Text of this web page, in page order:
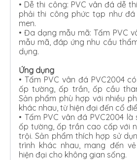
• Dễ thi công: PVC vân đá dễ
phải thi công phức tạp như
men.
•Đa dạng mẫu mã: Tấm PVC
mẫu mã, đáp ứng nhu cầu
dụng.
Ứng dụng
• Tấm PVC vân đá PVC2004
ốp tường, ốp trần, ốp cầu
Sản phẩm phù hợp với nhiều
khác nhau, từ hiện đại đến cổ
• Tấm PVC vân đá PVC2004
ốp tường, ốp trần cao cấp với
trội. Sản phẩm thích hợp sử
trình khác nhau, mang đến
hiện đại cho không gian sống.